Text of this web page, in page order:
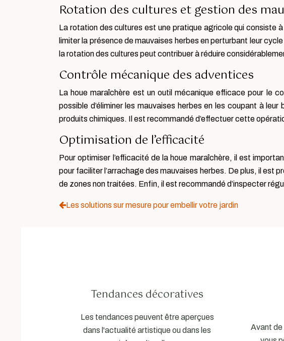
Rotation des cultures et gestion des
La rotation des cultures est une pratique agricole qui consiste
limiter la présence de mauvaises herbes en perturbant leur
la rotation des cultures peut contribuer à réduire
Contrôle mécanique des adventices
La houe maraîchère est un outil mécanique efficace pour le
possible d’éliminer les mauvaises herbes en les coupant à
produits chimiques. Il est recommandé d’effectuer cette
Optimisation de l’efficacité
Pour optimiser l’efficacité de la houe maraîchère, il est
pour faciliter l’arrachage des mauvaises herbes. De plus, il est
de zones non traitées. Enfin, il est recommandé d’inspecter
Les solutions sur mesure pour embellir votre jardin
Tendances décoratives
Les tendances peuvent être aperçues
dans l'actualité artistique ou dans les
Avant de